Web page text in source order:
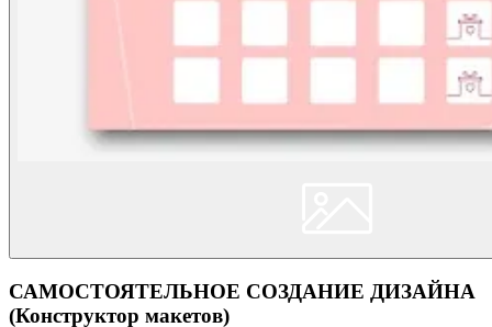
САМОСТОЯТЕЛЬНОЕ СОЗДАНИЕ ДИЗАЙНА
(Конструктор макетов)